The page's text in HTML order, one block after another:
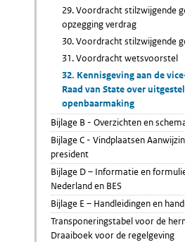
29. Voordracht stilzwijgende
opzegging verdrag
30. Voordracht stilzwijgende
31. Voordracht wetsvoorstel
32. Kennisgeving aan de
Raad van State over
openbaarmaking
Bijlage B - Overzichten en
Bijlage C - Vindplaatsen
president
Bijlage D – Informatie en
Nederland en BES
Bijlage E – Handleidingen en
Transponeringstabel voor de
Draaiboek voor de regelgeving